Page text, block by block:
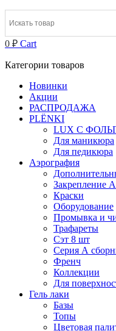
0 ₽ Cart
Категории товаров
Новинки
Акции
РАСПРОДАЖА
PLЁNKI
LUX С
Для маникюра
Для педикюра
Аэрография
Закрепление
Краски
Оборудование
Промывка и
Трафареты
Сэт 8 шт
Серия А
Френч
Коллекции
Для
Гель лаки
Базы
Топы
Цветовая